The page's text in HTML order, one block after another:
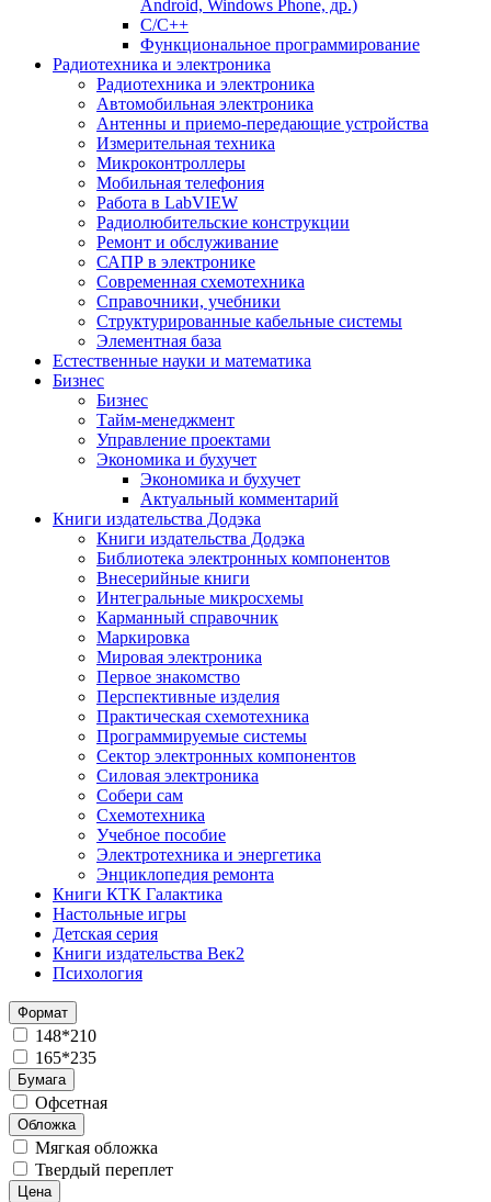
Android, Windows Phone, др.)
С/С++
Функциональное программирование
Радиотехника и электроника
Радиотехника и электроника
Автомобильная электроника
Антенны и приемо-передающие устройства
Измерительная техника
Микроконтроллеры
Мобильная телефония
Работа в LabVIEW
Радиолюбительские конструкции
Ремонт и обслуживание
САПР в электронике
Современная схемотехника
Справочники, учебники
Структурированные кабельные системы
Элементная база
Естественные науки и математика
Бизнес
Бизнес
Тайм-менеджмент
Управление проектами
Экономика и бухучет
Экономика и бухучет
Актуальный комментарий
Книги издательства Додэка
Книги издательства Додэка
Библиотека электронных компонентов
Внесерийные книги
Интегральные микросхемы
Карманный справочник
Маркировка
Мировая электроника
Первое знакомство
Перспективные изделия
Практическая схемотехника
Программируемые системы
Сектор электронных компонентов
Силовая электроника
Собери сам
Схемотехника
Учебное пособие
Электротехника и энергетика
Энциклопедия ремонта
Книги КТК Галактика
Настольные игры
Детская серия
Книги издательства Век2
Психология
Формат
148*210
165*235
Бумага
Офсетная
Обложка
Мягкая обложка
Твердый переплет
Цена